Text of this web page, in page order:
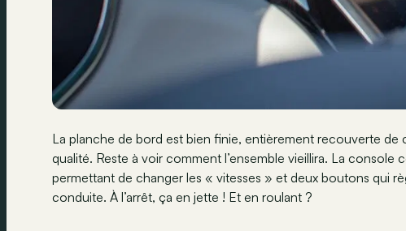
La planche de bord est bien finie, entièrement recouverte de
qualité. Reste à voir comment l’ensemble vieillira. La
permettant de changer les « vitesses » et deux boutons qui
conduite. À l’arrêt, ça en jette ! Et en roulant ?